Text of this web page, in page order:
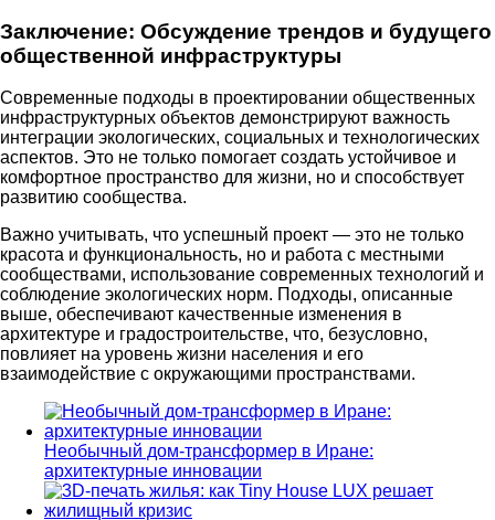
Заключение: Обсуждение трендов и будущего
общественной инфраструктуры
Современные подходы в проектировании общественных
инфраструктурных объектов демонстрируют важность
интеграции экологических, социальных и технологических
аспектов. Это не только помогает создать устойчивое и
комфортное пространство для жизни, но и способствует
развитию сообщества.
Важно учитывать, что успешный проект — это не только
красота и функциональность, но и работа с местными
сообществами, использование современных технологий и
соблюдение экологических норм. Подходы, описанные
выше, обеспечивают качественные изменения в
архитектуре и градостроительстве, что, безусловно,
повлияет на уровень жизни населения и его
взаимодействие с окружающими пространствами.
Необычный дом-трансформер в Иране:
архитектурные инновации